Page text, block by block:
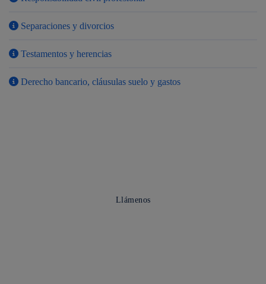
Separaciones y divorcios
Testamentos y herencias
Derecho bancario, cláusulas suelo y gastos
Llámenos